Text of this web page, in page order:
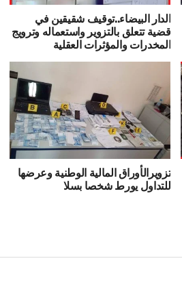
الدار البيضاء..توقيف شقيقين في
قضية تتعلق بالتزوير واستعماله وترويج
المخدرات والمؤثرات العقلية
تزويرالأوراق المالية الوطنية وعرضها
للتداول يورط شخصا بسلا